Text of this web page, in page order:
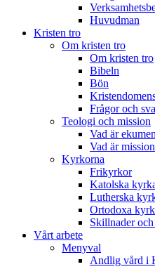
Huvudman
Kristen tro
Om kristen tro
Om kristen tro
Bibeln
Bön
Frågor och
Teologi och mission
Vad är
Vad är
Kyrkorna
Frikyrkor
Katolska
Lutherska
Ortodoxa
Skillnader
Vårt arbete
Menyval
Andlig vård i